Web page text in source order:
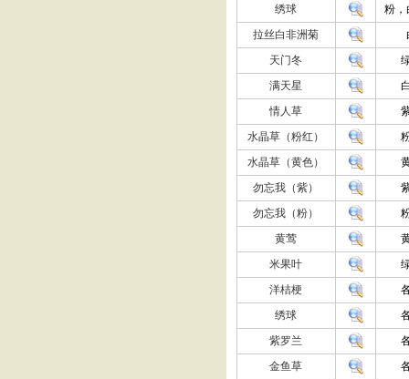
绣球
粉，
拉丝白非洲菊
天门冬
满天星
情人草
水晶草（粉红）
水晶草（黄色）
勿忘我（紫）
勿忘我（粉）
黄莺
米果叶
洋桔梗
绣球
紫罗兰
金鱼草